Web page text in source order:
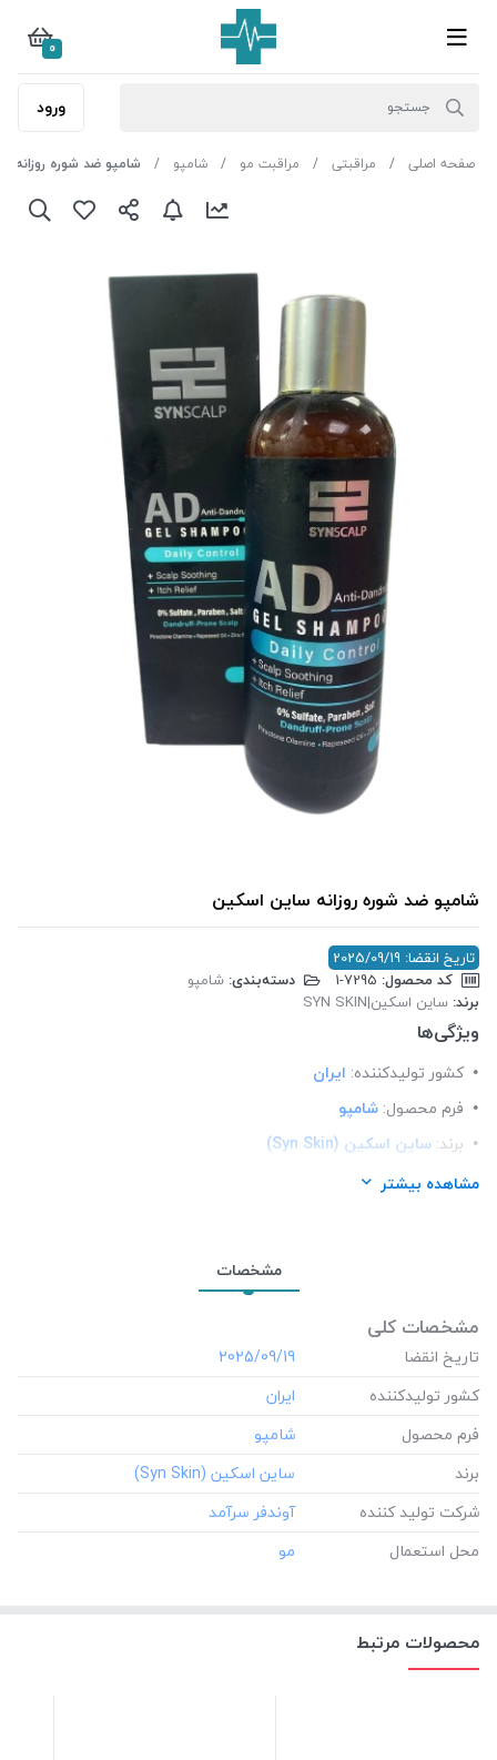
0
ورود
صفحه اصلی مراقبتی مراقبت مو شامپو شامپو ضد شوره روزانه
شامپو ضد شوره روزانه ساین اسکین
تاریخ انقضا: 2025/09/19
کد محصول:
دسته‌بندی: شامپو
برند: ساین اسکین|SYN SKIN
ویژگی‌ها
کشور تولید‎کننده:
ایران
فرم محصول: شامپو
برند: ساین اسکین (Syn Skin)
شرکت تولید کننده:
مشاهده بیشتر
مشخصات
مشخصات کلی
تاریخ انقضا
‎2025/09/19
کشور تولید‎کننده
فرم محصول
برند
شرکت تولید کننده
محل استعمال
محصولات مرتبط